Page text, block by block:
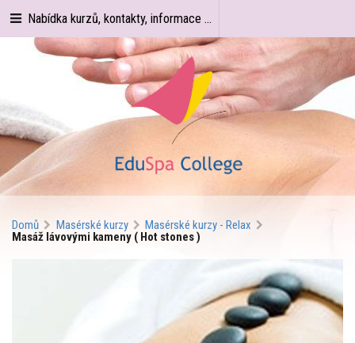
Nabídka kurzů, kontakty, informace ...
Domů Masérské kurzy
Masérské kurzy - Relax
Masáž lávovými kameny ( Hot stones )